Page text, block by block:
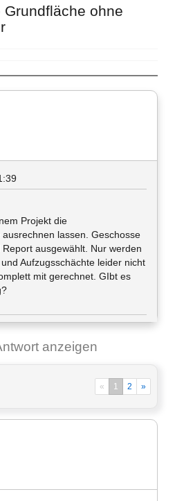
Grundfläche ohne
Projekt die
lassen. Geschosse
ausgewählt. Nur werden
Aufzugsschächte leider nicht
mit gerechnet. GIbt es
anzeigen
« 1 2 »